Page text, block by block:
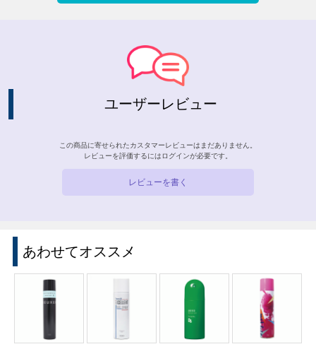
ユーザーレビュー
この商品に寄せられたカスタマーレビューはまだありません。
レビューを評価するには ログインが必要です。
レビューを書く
あわせてオススメ